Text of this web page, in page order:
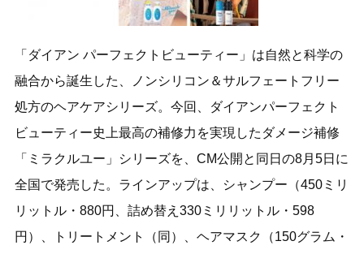
「ダイアン パーフェクトビューティー」は自然と科学の
融合から誕生した、ノンシリコン＆サルフェートフリー
処方のヘアケアシリーズ。今回、ダイアンパーフェクト
ビューティー史上最高の補修力を実現したダメージ補修
「ミラクルユー」シリーズを、CM公開と同日の8月5日に
全国で発売した。ラインアップは、シャンプー（450ミリ
リットル・880円、詰め替え330ミリリットル・598
円）、トリートメント（同）、ヘアマスク（150グラム・